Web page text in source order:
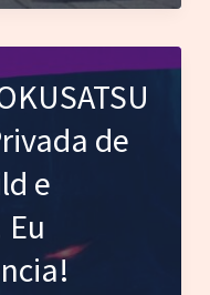
de
e